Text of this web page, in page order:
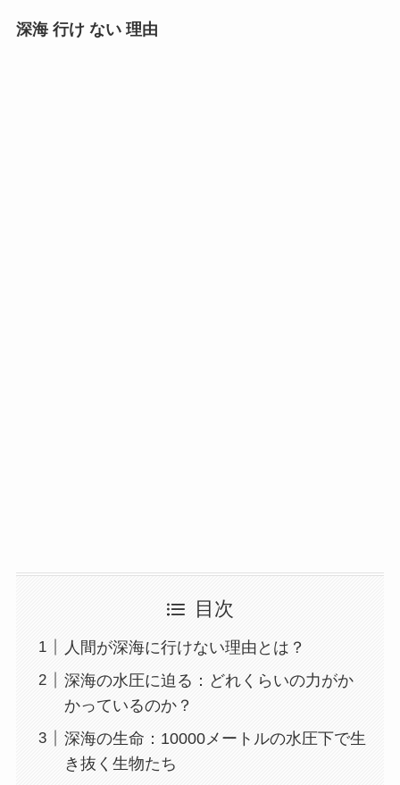
深海 行け ない 理由
目次
人間が深海に行けない理由とは？
深海の水圧に迫る：どれくらいの力がか
かっているのか？
深海の生命：10000メートルの水圧下で生
き抜く生物たち